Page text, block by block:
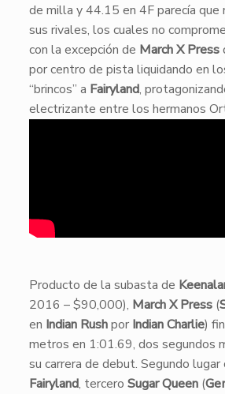
de milla y 44.15 en 4F parecía que
sus rivales, los cuales no
con la excepción de March X Press
por centro de pista liquidando en
“brincos” a Fairyland,
electrizante entre los hermanos
​Producto de la subasta de
2016 – $90,000), March X Press(
en Indian Rushpor Indian Charlie)
metros en 1:01.69, dos segundos
su carrera de debut. Segundo lugar
Fairyland, tercero Sugar Queen(